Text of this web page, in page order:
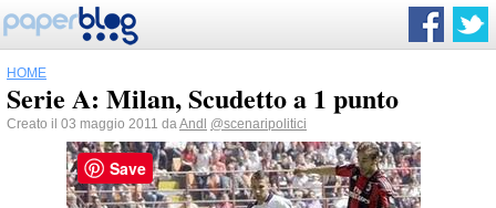
HOME
Serie A: Milan, Scudetto a 1 punto
Creato il 03 maggio 2011 daAndl @scenaripolitici
Save